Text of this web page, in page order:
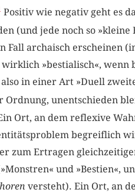
Positiv wie negativ geht es
(und jede noch so
Fall archaisch erscheinen
»bestialisch«, wenn
in einer Art »Duell
unentschieden
Ort, an dem reflexive
begreiflich
zum Ertragen
und »Bestien«,
versteht). Ein Ort, an